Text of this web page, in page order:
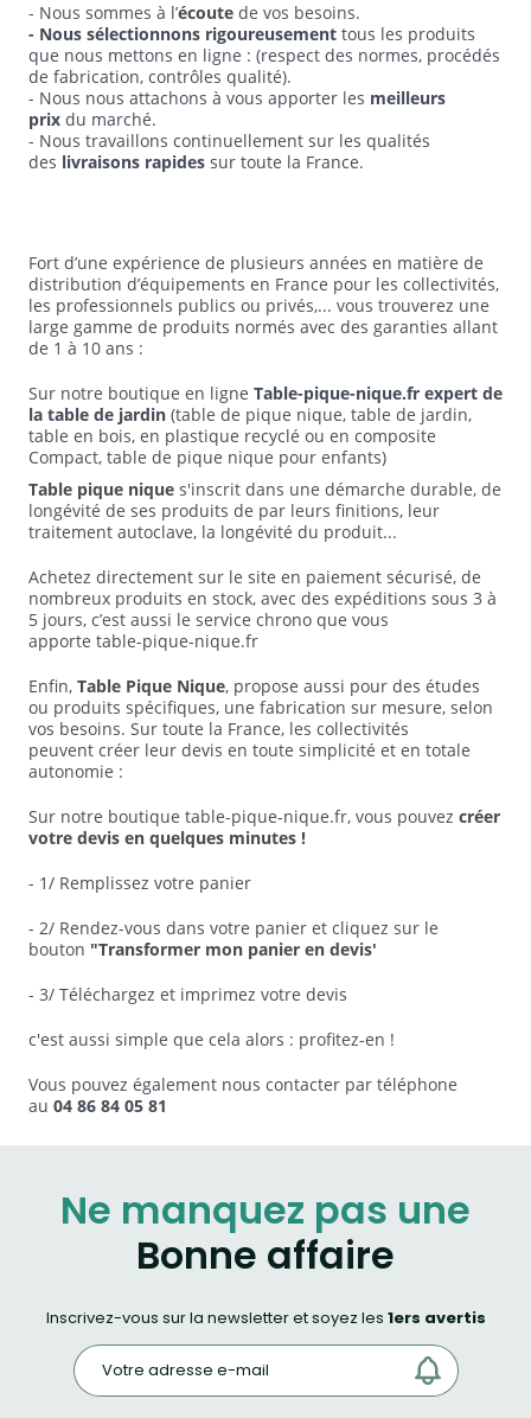
- Nous sommes à l’écoute de vos besoins.
- Nous sélectionnons rigoureusement tous les produits
que nous mettons en ligne : (respect des normes, procédés
de fabrication, contrôles qualité).
- Nous nous attachons à vous apporter les meilleurs
prix du marché.
- Nous travaillons continuellement sur les qualités
des livraisons rapides sur toute la France.
Fort d’une expérience de plusieurs années en matière de
distribution d’équipements en France pour les collectivités,
les professionnels publics ou privés,... vous trouverez une
large gamme de produits normés avec des garanties allant
de 1 à 10 ans :
Sur notre boutique en ligne Table-pique-nique.fr expert de
la table de jardin (table de pique nique, table de jardin,
table en bois, en plastique recyclé ou en composite
Compact, table de pique nique pour enfants)
Table pique nique s'inscrit dans une démarche durable, de
longévité de ses produits de par leurs finitions, leur
traitement autoclave, la longévité du produit...
Achetez directement sur le site en paiement sécurisé, de
nombreux produits en stock, avec des expéditions sous 3 à
5 jours, c’est aussi le service chrono que vous
apporte table-pique-nique.fr
Enfin, Table Pique Nique, propose aussi pour des études
ou produits spécifiques, une fabrication sur mesure, selon
vos besoins. Sur toute la France, les collectivités
peuvent créer leur devis en toute simplicité et en totale
autonomie :
Sur notre boutique table-pique-nique.fr, vous pouvez créer
votre devis en quelques minutes !
- 1/ Remplissez votre panier
- 2/ Rendez-vous dans votre panier et cliquez sur le
bouton "Transformer mon panier en devis'
- 3/ Téléchargez et imprimez votre devis
c'est aussi simple que cela alors : profitez-en !
Vous pouvez également nous contacter par téléphone
au 04 86 84 05 81
Ne manquez pas une
Bonne affaire
Inscrivez-vous sur la newsletter et soyez les 1ers avertis